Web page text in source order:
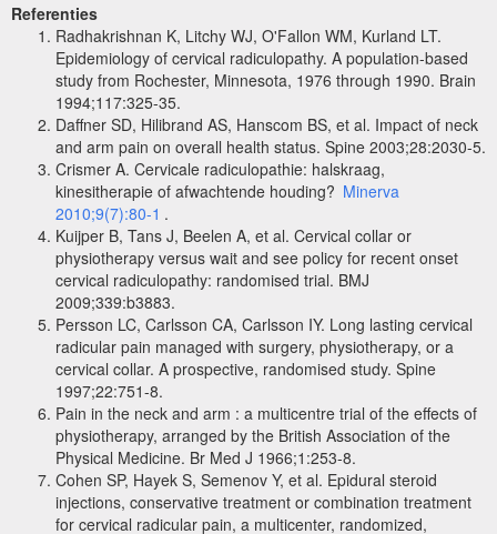
Referenties
Radhakrishnan K, Litchy WJ, O'Fallon WM, Kurland LT.
Epidemiology of cervical radiculopathy. A population-based
study from Rochester, Minnesota, 1976 through 1990. Brain
1994;117:325-35.
Daffner SD, Hilibrand AS, Hanscom BS, et al. Impact of neck
and arm pain on overall health status. Spine 2003;28:2030-5.
Crismer A. Cervicale radiculopathie: halskraag,
kinesitherapie of afwachtende houding? Minerva
2010;9(7):80-1 .
Kuijper B, Tans J, Beelen A, et al. Cervical collar or
physiotherapy versus wait and see policy for recent onset
cervical radiculopathy: randomised trial. BMJ
2009;339:b3883.
Persson LC, Carlsson CA, Carlsson IY. Long lasting cervical
radicular pain managed with surgery, physiotherapy, or a
cervical collar. A prospective, randomised study. Spine
1997;22:751-8.
Pain in the neck and arm : a multicentre trial of the effects of
physiotherapy, arranged by the British Association of the
Physical Medicine. Br Med J 1966;1:253-8.
Cohen SP, Hayek S, Semenov Y, et al. Epidural steroid
injections, conservative treatment or combination treatment
for cervical radicular pain, a multicenter, randomized,